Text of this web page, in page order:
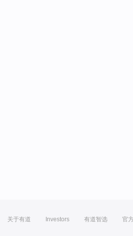
关于有道 Investors 有道智选 官